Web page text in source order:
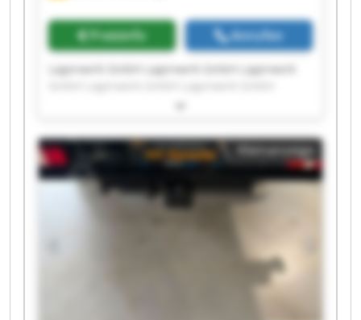
Preisinfo Anrufen
Lagerwerk GmbH Lagerwerk GmbH Lagerwerk
Lagerwerk GmbH Lagerwerk GmbH Lagerwerk
Lagerwerk GmbH Lagerwerk GmbH Lagerwerk
GmbH Lagerwerk GmbH Lagerwerk GmbH
Lagerwerk GmbH Lagerwerk GmbH Lagerwerk
GmbH Lagerwerk GmbH Lagerwerk GmbH
Kleinanzeige